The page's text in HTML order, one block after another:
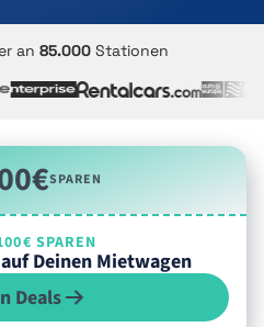
an 85.000 Stationen
SPAREN
SPAREN
Deinen Mietwagen
Deals